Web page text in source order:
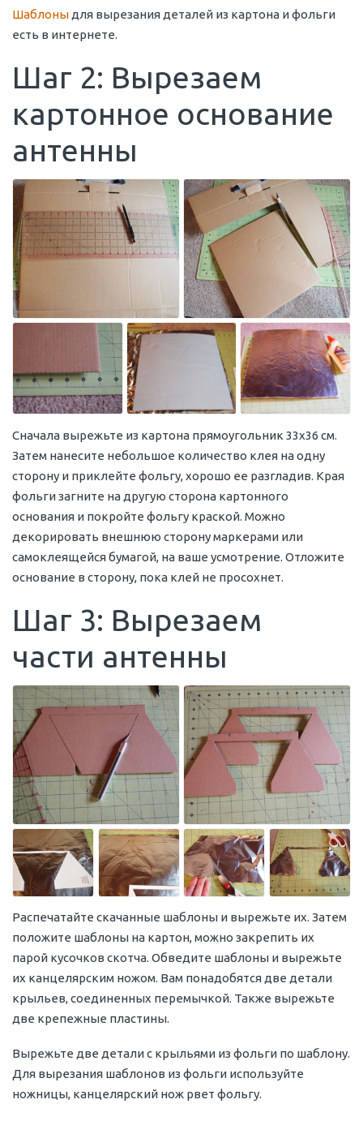
Шаблоны для вырезания деталей из картона и фольги
есть в интернете.
Шаг 2: Вырезаем
картонное основание
антенны
Сначала вырежьте из картона прямоугольник 33х36 см.
Затем нанесите небольшое количество клея на одну
сторону и приклейте фольгу, хорошо ее разгладив. Края
фольги загните на другую сторона картонного
основания и покройте фольгу краской. Можно
декорировать внешнюю сторону маркерами или
самоклеящейся бумагой, на ваше усмотрение. Отложите
основание в сторону, пока клей не просохнет.
Шаг 3: Вырезаем
части антенны
Распечатайте скачанные шаблоны и вырежьте их. Затем
положите шаблоны на картон, можно закрепить их
парой кусочков скотча. Обведите шаблоны и вырежьте
их канцелярским ножом. Вам понадобятся две детали
крыльев, соединенных перемычкой. Также вырежьте
две крепежные пластины.
Вырежьте две детали с крыльями из фольги по шаблону.
Для вырезания шаблонов из фольги используйте
ножницы, канцелярский нож рвет фольгу.